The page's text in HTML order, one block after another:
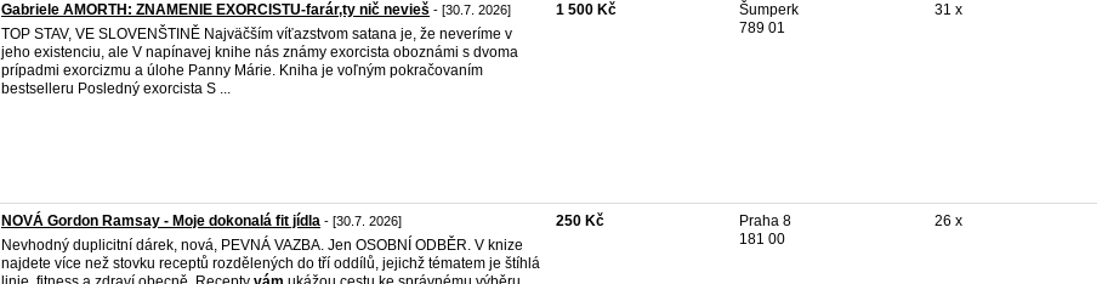
Gabriele AMORTH: ZNAMENIE EXORCISTU-farár,ty nič nevieš - [30.7. 2026]
TOP STAV, VE SLOVENŠTINĚ Najväčším víťazstvom satana je, že neveríme v
jeho existenciu, ale V napínavej knihe nás známy exorcista oboznámi s dvoma
prípadmi exorcizmu a úlohe Panny Márie. Kniha je voľným pokračovaním
bestselleru Posledný exorcista S ...
1 500 Kč
Šumperk
789 01
31 x
NOVÁ Gordon Ramsay - Moje dokonalá fit jídla - [30.7. 2026]
Nevhodný duplicitní dárek, nová, PEVNÁ VAZBA. Jen OSOBNÍ ODBĚR. V knize
najdete více než stovku receptů rozdělených do tří oddílů, jejichž tématem je štíhlá
250 Kč
Praha 8
181 00
26 x